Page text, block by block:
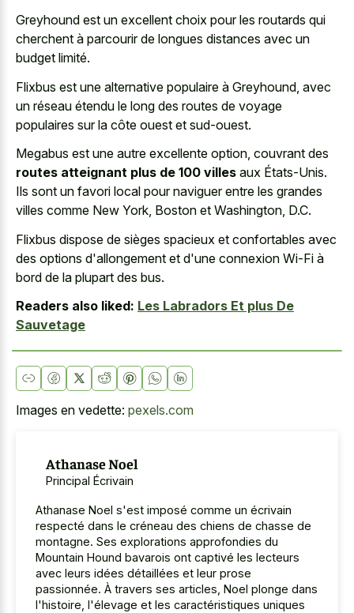
Greyhound est un excellent choix pour les routards qui
cherchent à parcourir de longues distances avec un
budget limité.
Flixbus est une alternative populaire à Greyhound, avec
un réseau étendu le long des routes de voyage
populaires sur la côte ouest et sud-ouest.
Megabus est une autre excellente option, couvrant des
routes atteignant plus de 100 villes aux États-Unis.
Ils sont un favori local pour naviguer entre les grandes
villes comme New York, Boston et Washington, D.C.
Flixbus dispose de sièges spacieux et confortables avec
des options d'allongement et d'une connexion Wi-Fi à
bord de la plupart des bus.
Readers also liked: Les Labradors Et plus De
Sauvetage
Images en vedette: pexels.com
Athanase Noel
Principal Écrivain
Athanase Noel s'est imposé comme un écrivain
respecté dans le créneau des chiens de chasse de
montagne. Ses explorations approfondies du
Mountain Hound bavarois ont captivé les lecteurs
avec leurs idées détaillées et leur prose
passionnée. À travers ses articles, Noel plonge dans
l'histoire, l'élevage et les caractéristiques uniques